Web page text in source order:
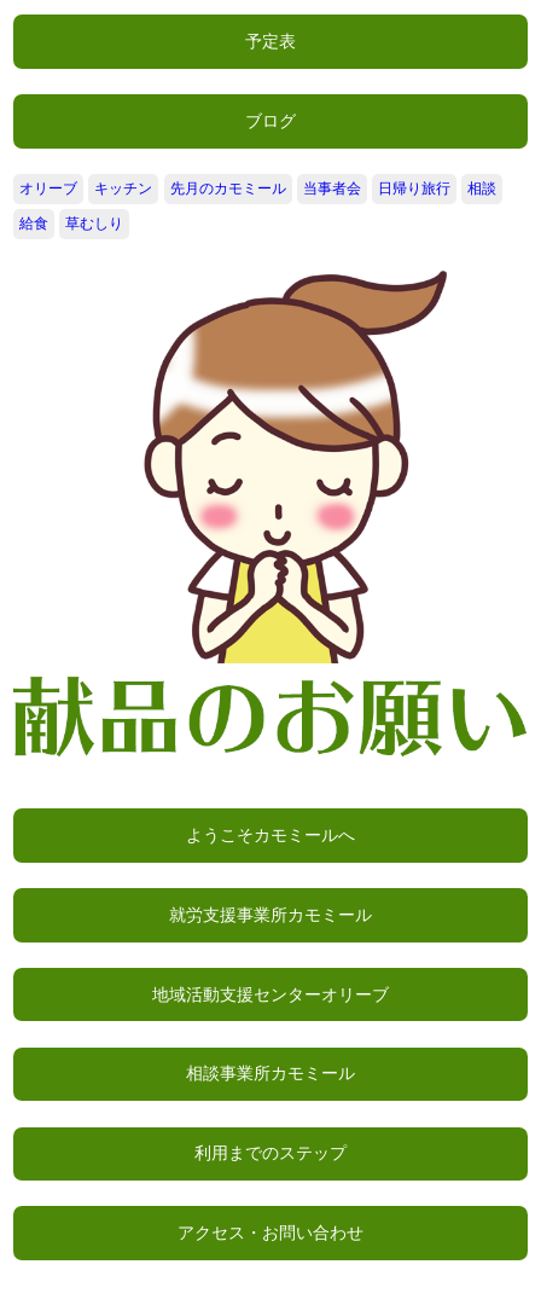
予定表
ブログ
オリーブ キッチン 先月のカモミール 当事者会 日帰り旅行 相談
給食 草むしり
ようこそカモミールへ
就労支援事業所カモミール
地域活動支援センターオリーブ
相談事業所カモミール
利用までのステップ
アクセス・お問い合わせ